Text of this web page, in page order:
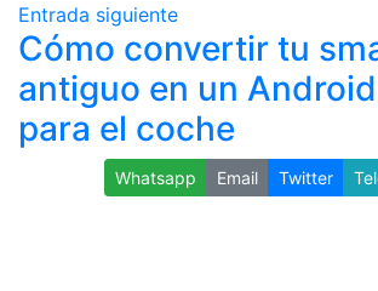
Entrada siguiente
Cómo convertir tu
antiguo en un
para el coche
Whatsapp Email Twitter